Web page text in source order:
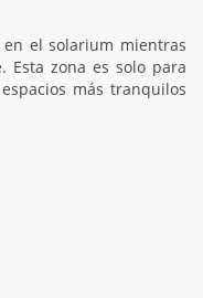
el solarium mientras
Esta zona es solo para
más tranquilos